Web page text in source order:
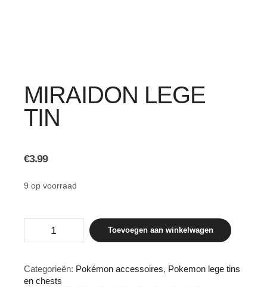
MIRAIDON LEGE
TIN
€3.99
9 op voorraad
tin
Toevoegen aan winkelwagen
Categorieën: Pokémon accessoires, Pokemon lege tins
en chests